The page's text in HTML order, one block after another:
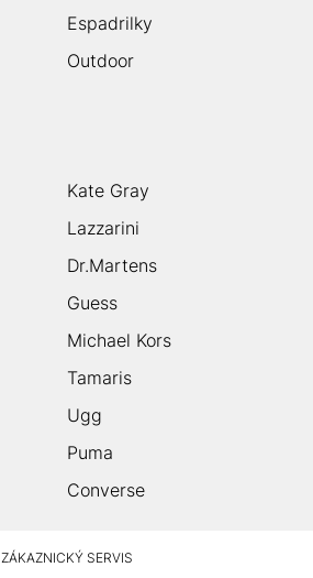
Espadrilky
Outdoor
Kate Gray
Lazzarini
Dr.Martens
Guess
Michael Kors
Tamaris
Ugg
Puma
Converse
ZÁKAZNICKÝ SERVIS